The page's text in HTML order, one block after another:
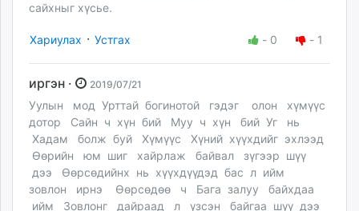
сайхныг хүсье.
Хариулах · Устгах - 0 - 1
иргэн · 2019/07/21
Уулын мод Урттай богинотой гэдэг олон хүмүүс
дотор Сайн ч хүн бий Муу ч хүн бий Уг нь
Хадам болж буй Хүмүүс Хүний хүүхдийг эхлээд
Өөрийн юм шиг хайрлаж байвал зүгээр шүү
дээ Өөрсөдийнх нь хүүхдүүдэд бас л ийм
зовлон ирнэ Өөрсөдөө ч Бага залуу байхдаа
ийм Зовлонг дайраад л үзсэн байгаа шүү дээ